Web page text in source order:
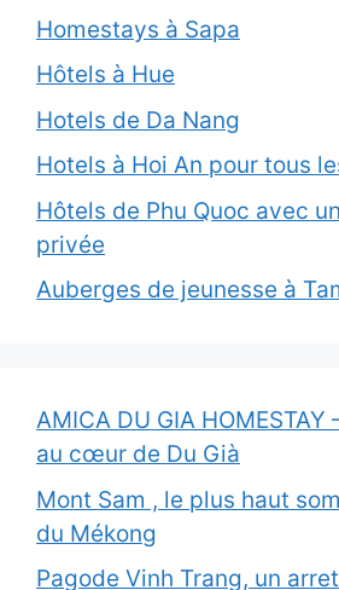
Homestays à Sapa
Hôtels à Hue
Hotels de Da Nang
Hotels à Hoi An pour tous
Hôtels de Phu Quoc avec
privée
Auberges de jeunesse à
AMICA DU GIA HOMESTAY
au cœur de Du Già
Mont Sam , le plus haut
du Mékong
Pagode Vinh Trang, un arret